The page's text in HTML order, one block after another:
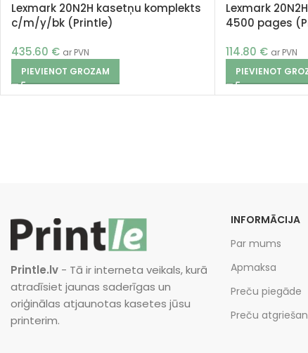
Lexmark 20N2H kasetņu komplekts
c/m/y/bk (Printle)
435.60 € ar PVN
PIEVIENOT GROZAM
Lexmark
4500 pages
114.80 € ar PVN
PIEVIENOT
Printle.lv - Tā ir interneta veikals, kurā
atradīsiet jaunas saderīgas un
oriģinālas atjaunotas kasetes jūsu
printerim.
INFORMĀCIJA
Par mums
Apmaksa
Preču piegāde
Preču